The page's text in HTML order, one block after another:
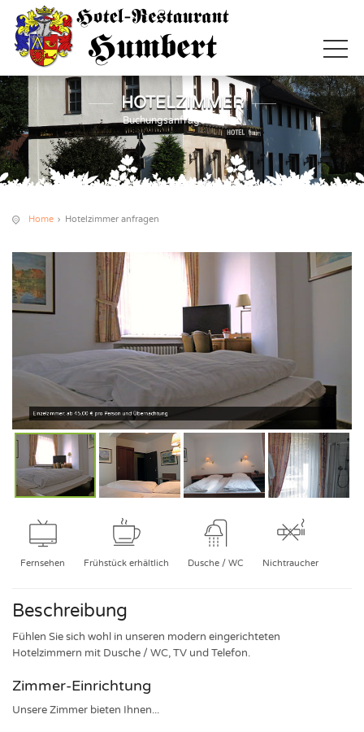
HOTELZIMMER
Buchungsanfrage starten
Home Hotelzimmer anfragen
Einzelzimmer: ab 45,00 € pro Person und Übernachtung
Fernsehen Frühstück erhältlich Dusche / WC Nichtraucher
Beschreibung
Fühlen Sie sich wohl in unseren modern eingerichteten
Hotelzimmern mit Dusche / WC, TV und Telefon.
Zimmer-Einrichtung
Unsere Zimmer bieten Ihnen...